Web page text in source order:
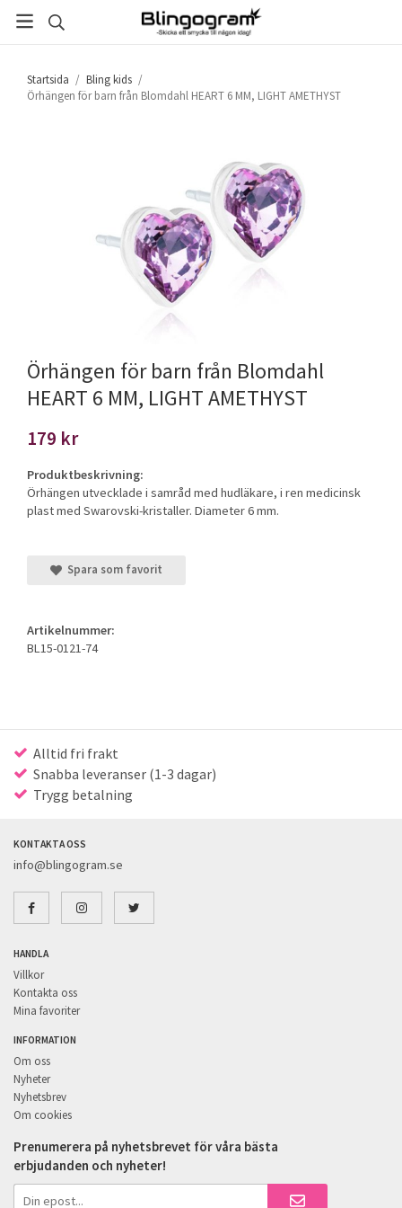
Startsida / Bling kids /
Örhängen för barn från Blomdahl HEART 6 MM, LIGHT AMETHYST
Örhängen för barn från Blomdahl
HEART 6 MM, LIGHT AMETHYST
179 kr
Produktbeskrivning:
Örhängen utvecklade i samråd med hudläkare, i ren medicinsk
plast med Swarovski-kristaller. Diameter 6 mm.
Spara som favorit
Artikelnummer:
BL15-0121-74
Alltid fri frakt
Snabba leveranser (1-3 dagar)
Trygg betalning
KONTAKTA OSS
info@blingogram.se
HANDLA
Villkor
Kontakta oss
Mina favoriter
INFORMATION
Om oss
Nyheter
Nyhetsbrev
Om cookies
Prenumerera på nyhetsbrevet för våra bästa
erbjudanden och nyheter!